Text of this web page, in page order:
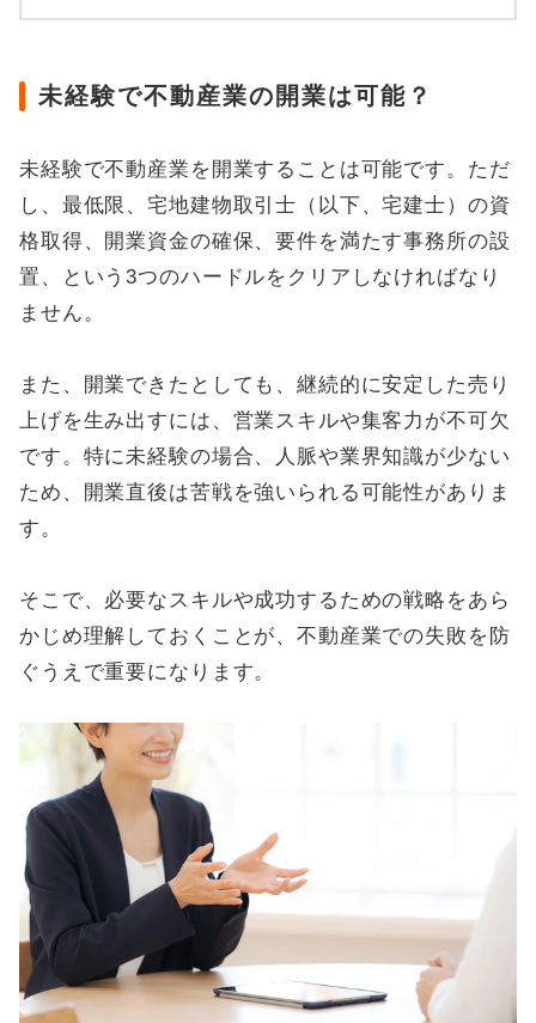
未経験で不動産業の開業は可能？
未経験で不動産業を開業することは可能です。ただ
し、最低限、宅地建物取引士（以下、宅建士）の資
格取得、開業資金の確保、要件を満たす事務所の設
置、という3つのハードルをクリアしなければなり
ません。
また、開業できたとしても、継続的に安定した売り
上げを生み出すには、営業スキルや集客力が不可欠
です。特に未経験の場合、人脈や業界知識が少ない
ため、開業直後は苦戦を強いられる可能性がありま
す。
そこで、必要なスキルや成功するための戦略をあら
かじめ理解しておくことが、不動産業での失敗を防
ぐうえで重要になります。